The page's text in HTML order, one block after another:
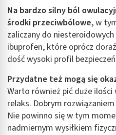
Na bardzo silny ból
środki przeciwbólowe, w
zaliczany do
ibuprofen, które oprócz
dość wysoki profil
Przydatne też mogą się
Warto również pić duże
relaks. Dobrym
Nie powinno się w tym
nadmiernym wysiłkiem